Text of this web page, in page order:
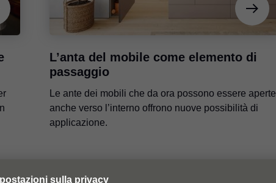
L’anta del mobile come elemento di
passaggio
Le ante dei mobili che da ora possono essere aperte
anche verso l’interno offrono nuove possibilità di
applicazione.